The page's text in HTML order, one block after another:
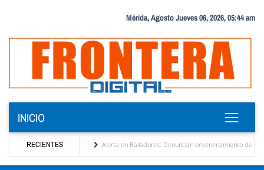
Mérida, Agosto Jueves 06, 2026, 05:44 am
INICIO
RECIENTES
de Venezuela
Alerta en Bailadores: Denuncian envenenamiento de siete